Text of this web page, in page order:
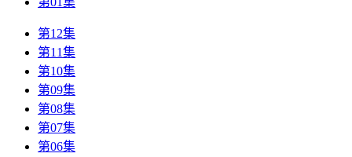
第12集
第11集
第10集
第09集
第08集
第07集
第06集